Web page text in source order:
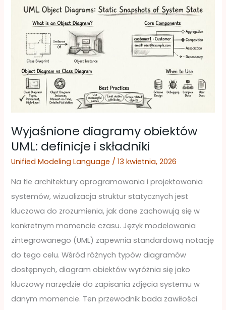
Wyjaśnione diagramy obiektów
UML: definicje i składniki
Unified Modeling Language /13 kwietnia, 2026
Na tle architektury oprogramowania i projektowania
systemów, wizualizacja struktur statycznych jest
kluczowa do zrozumienia, jak dane zachowują się w
konkretnym momencie czasu. Język modelowania
zintegrowanego (UML) zapewnia standardową notację
do tego celu. Wśród różnych typów diagramów
dostępnych, diagram obiektów wyróżnia się jako
kluczowy narzędzie do zapisania zdjęcia systemu w
danym momencie. Ten przewodnik bada zawiłości
Wyjaśnione
diagramy
obiektów
UML:
definicje
składniki